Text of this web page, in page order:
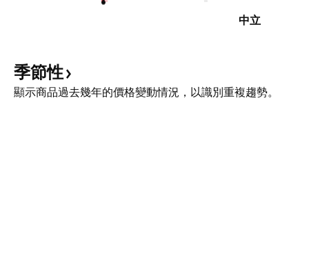
中立
季節性
顯示商品過去幾年的價格變動情況，以識別重複趨勢。